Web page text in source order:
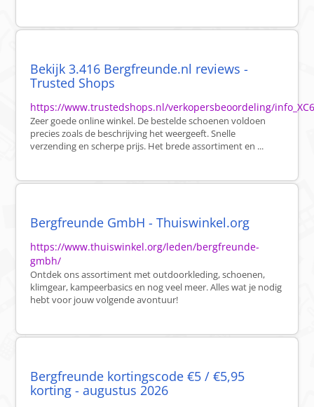
Bekijk 3.416 Bergfreunde.nl reviews -
Trusted Shops
https://www.trustedshops.nl/verkopersbeoordeling/
Zeer goede online winkel. De bestelde schoenen voldoen
precies zoals de beschrijving het weergeeft. Snelle
verzending en scherpe prijs. Het brede assortiment en ...
Bergfreunde GmbH - Thuiswinkel.org
https://www.thuiswinkel.org/leden/bergfreunde-
gmbh/
Ontdek ons assortiment met outdoorkleding, schoenen,
klimgear, kampeerbasics en nog veel meer. Alles wat je nodig
hebt voor jouw volgende avontuur!
Bergfreunde kortingscode €5 / €5,95
korting - augustus 2026